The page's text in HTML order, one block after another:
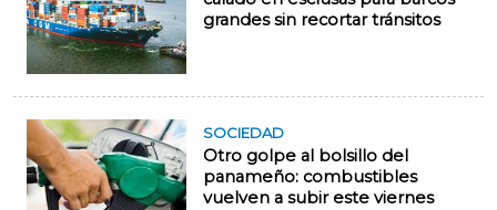
grandes sin recortar tránsitos
SOCIEDAD
Otro golpe al bolsillo del
panameño: combustibles
vuelven a subir este viernes